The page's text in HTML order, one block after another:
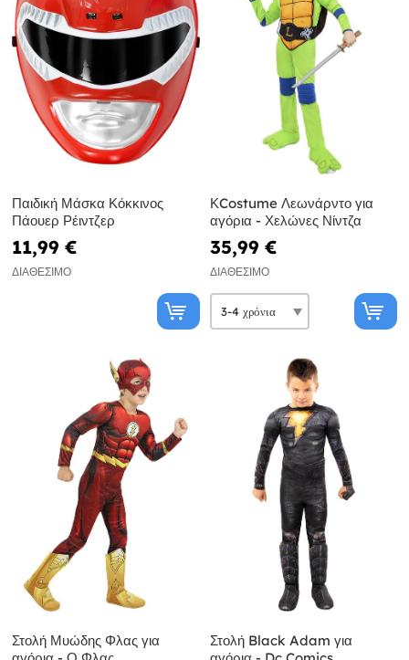
Παιδική Μάσκα Κόκκινος
Πάουερ Ρέιντζερ
11,99 €
ΔΙΑΘΈΣΙΜΟ
ΚCostume Λεωνάρντο για
αγόρια - Χελώνες Νίντζα
35,99 €
ΔΙΑΘΈΣΙΜΟ
Στολή Μυώδης Φλας για
Στολή Black Adam για